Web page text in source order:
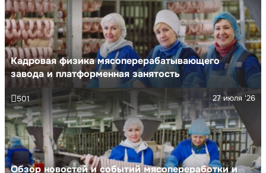
Кадровая физика мясоперерабатывающего
завода и платформенная занятость
Обзор новостей и событий мясопереработки и
27 июля '26
501